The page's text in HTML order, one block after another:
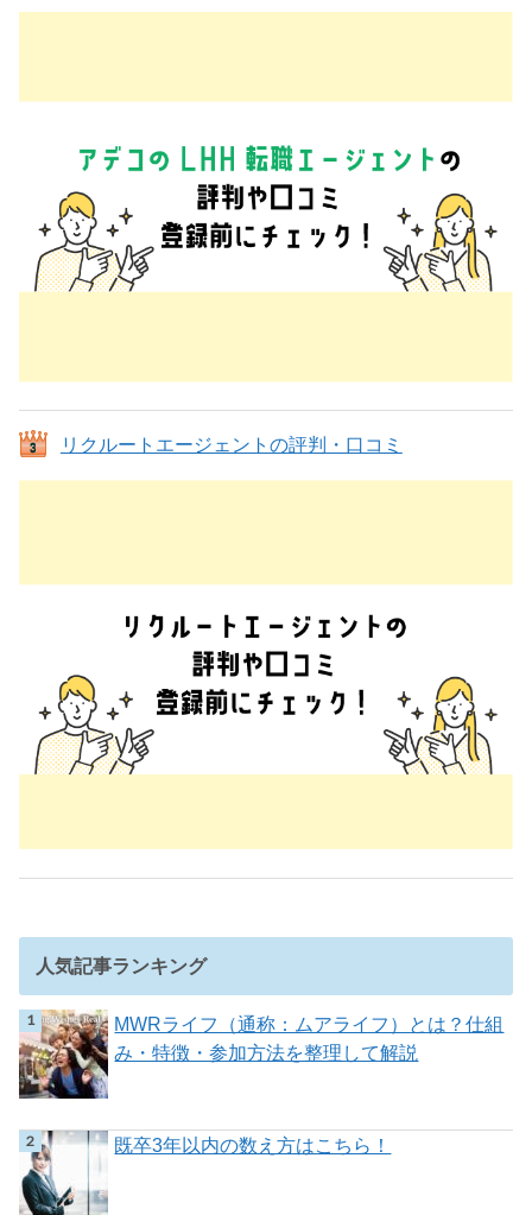
リクルートエージェントの評判・口コミ
人気記事ランキング
MWRライフ（通称：ムアライフ）とは？仕組
み・特徴・参加方法を整理して解説
既卒3年以内の数え方はこちら！